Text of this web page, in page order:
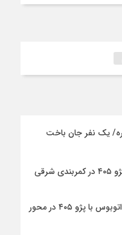
۳فوتی در واژگونی و آتش‌سوزی پژو ۴۰۵ در کمربندی شرقی
۳ کشته و یک مصدوم در برخورد اتوبوس با پژو ۴۰۵ در محور